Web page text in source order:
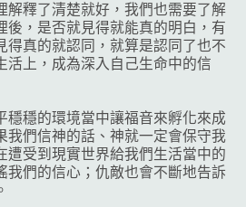
解釋了清楚就好，我們也需要了解
後，是否就見得就能真的明白，有
得真的就認同，就算是認同了也不
活上，成為深入自己生命中的信
穩穩的環境當中讓福音來孵化來成
我們信神的話、神就一定會保守我
遭受到現實世界給我們生活當中的
我們的信心；仇敵也會不斷地告訴